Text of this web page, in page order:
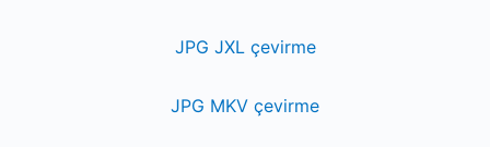
JPG JXL çevirme
JPG MKV çevirme